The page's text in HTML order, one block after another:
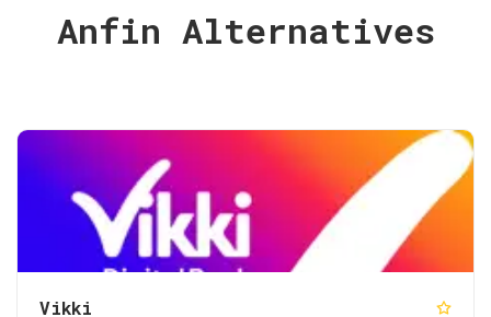
Anfin Alternatives
Vikki